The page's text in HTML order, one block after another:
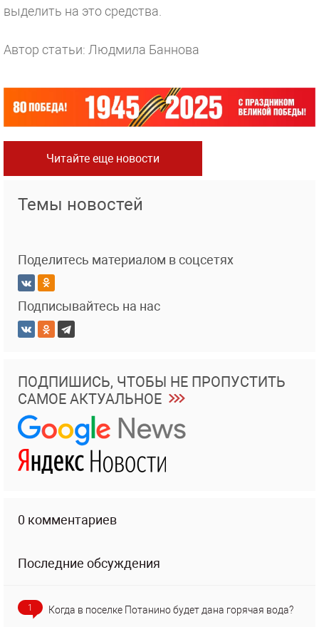
выделить на это средства.
Автор статьи: Людмила Баннова
Читайте еще новости
Темы новостей
Поделитесь материалом в соцсетях
Подписывайтесь на нас
ПОДПИШИСЬ, ЧТОБЫ НЕ ПРОПУСТИТЬ
САМОЕ АКТУАЛЬНОЕ
0 комментариев
Последние обсуждения
1 Когда в поселке Потанино будет дана горячая вода?